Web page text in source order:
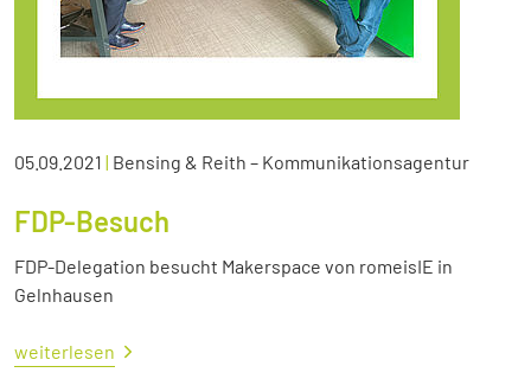
05.09.2021 | Bensing & Reith – Kommunikationsagentur
FDP-Besuch
FDP-Delegation besucht Makerspace von romeisIE in
Gelnhausen
weiterlesen